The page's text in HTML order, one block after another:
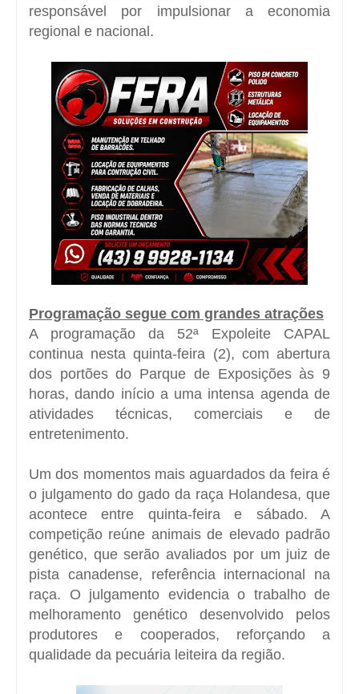
responsável por impulsionar a economia
regional e nacional.
Programação segue com grandes atrações
A programação da 52ª Expoleite CAPAL
continua nesta quinta-feira (2), com abertura
dos portões do Parque de Exposições às 9
horas, dando início a uma intensa agenda de
atividades técnicas, comerciais e de
entretenimento.
Um dos momentos mais aguardados da feira é
o julgamento do gado da raça Holandesa, que
acontece entre quinta-feira e sábado. A
competição reúne animais de elevado padrão
genético, que serão avaliados por um juiz de
pista canadense, referência internacional na
raça. O julgamento evidencia o trabalho de
melhoramento genético desenvolvido pelos
produtores e cooperados, reforçando a
qualidade da pecuária leiteira da região.